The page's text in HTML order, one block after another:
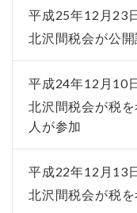
平成25年12月23
北沢間税会が公開
平成24年12月10
北沢間税会が税
人が参加
平成22年12月13
北沢間税会が税